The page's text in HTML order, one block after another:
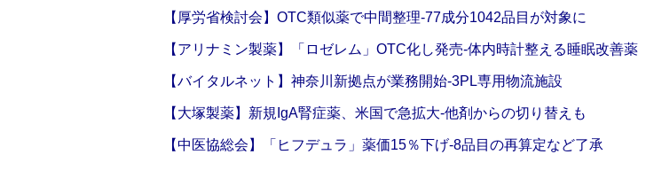
【厚労省検討会】OTC類似薬で中間整理‐77成分1042品目が対象に
【アリナミン製薬】「ロゼレム」OTC化し発売‐体内時計整える睡眠改善薬
【バイタルネット】神奈川新拠点が業務開始‐3PL専用物流施設
【大塚製薬】新規IgA腎症薬、米国で急拡大‐他剤からの切り替えも
【中医協総会】「ヒフデュラ」薬価15％下げ‐8品目の再算定など了承